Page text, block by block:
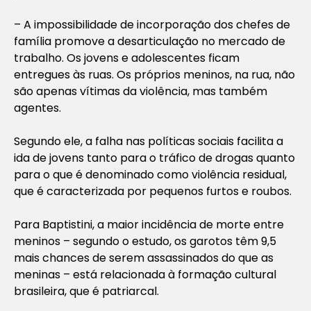
– A impossibilidade de incorporação dos chefes de
família promove a desarticulação no mercado de
trabalho. Os jovens e adolescentes ficam
entregues às ruas. Os próprios meninos, na rua, não
são apenas vítimas da violência, mas também
agentes.
Segundo ele, a falha nas políticas sociais facilita a
ida de jovens tanto para o tráfico de drogas quanto
para o que é denominado como violência residual,
que é caracterizada por pequenos furtos e roubos.
Para Baptistini, a maior incidência de morte entre
meninos – segundo o estudo, os garotos têm 9,5
mais chances de serem assassinados do que as
meninas – está relacionada à formação cultural
brasileira, que é patriarcal.